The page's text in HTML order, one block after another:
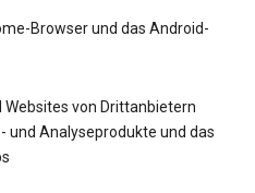
Browser und das Android-
Websites von Drittanbietern
und Analyseprodukte und das